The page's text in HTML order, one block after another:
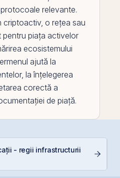
relevante.
criptoactiv, o rețea sau
piața activelor
ecosistemului
ajută la
la înțelegerea
corectă a
de piață.
- regii infrastructurii